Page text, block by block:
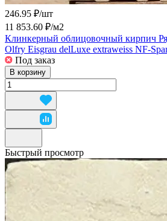
246.95 ₽/шт
11 853.60 ₽/м2
Клинкерный облицовочный кирпич
Olfry Eisgrau delLuxe extraweiss NF-
Под заказ
В корзину
Быстрый просмотр